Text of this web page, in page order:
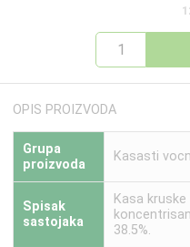
OPIS PROIZVODA
Grupa
proizvoda
Kasasti
Spisak
sastojaka
Kasa kruske
38.5%.